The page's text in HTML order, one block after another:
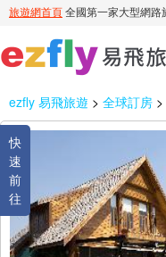
ezfly 易飛旅遊 > 全球訂房 >
快
速
前
往